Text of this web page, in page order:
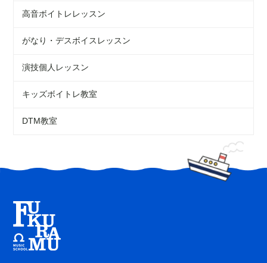
高音ボイトレレッスン
がなり・デスボイスレッスン
演技個人レッスン
キッズボイトレ教室
DTM教室